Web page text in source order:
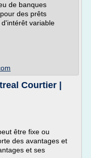
de banques
des prêts
variable
Courtier |
être fixe ou
des avantages et
et ses